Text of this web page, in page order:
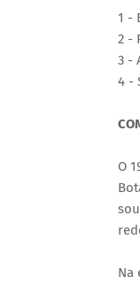
1 -
2 -
3 -
4 -
O
Na